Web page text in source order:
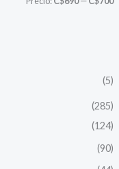
(5)
(285)
(124)
(90)